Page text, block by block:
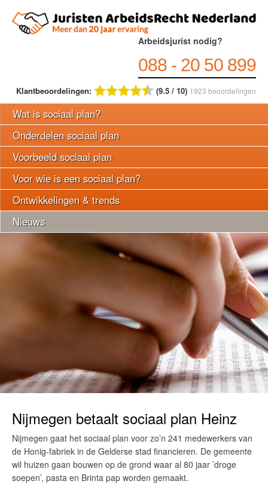
Arbeidsjurist nodig?
088 - 20 50 899
Klantbeoordelingen: (9.5 / 10) 1923 beoordelingen
Wat is sociaal plan?
Onderdelen sociaal plan
Voorbeeld sociaal plan
Voor wie is een sociaal plan?
Ontwikkelingen & trends
Nieuws
Nijmegen betaalt sociaal plan Heinz
Nijmegen gaat het sociaal plan voor zo’n 241 medewerkers van
de Honig-fabriek in de Gelderse stad financieren. De gemeente
wil huizen gaan bouwen op de grond waar al 80 jaar ’droge
soepen’, pasta en Brinta pap worden gemaakt.